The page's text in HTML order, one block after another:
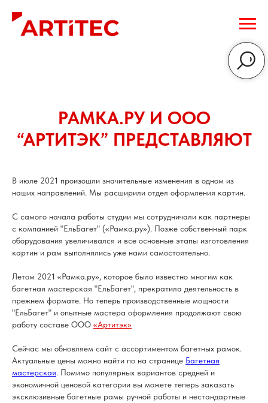
РАМКА.РУ И ООО
“АРТИТЭК” ПРЕДСТАВЛЯЮТ
В июле 2021 произошли значительные изменения в одном из
наших направлений. Мы расширили отдел оформления картин.
С самого начала работы студии мы сотрудничали как партнеры
с компанией "ЕльБагет" («Рамка.ру»). Позже собственный парк
оборудования увеличивался и все основные этапы изготовления
картин и рам выполнялись уже нами самостоятельно.
Летом 2021 «Рамка.ру», которое было известно многим как
багетная мастерская "ЕльБагет", прекратила деятельность в
прежнем формате. Но теперь производственные мощности
"ЕльБагет" и опытные мастера оформления продолжают свою
работу составе ООО «Артитэк»
Сейчас мы обновляем сайт с ассортиментом багетных рамок.
Актуальные цены можно найти по на странице Багетная
мастерская. Помимо популярных вариантов средней и
экономичной ценовой категории вы можете теперь заказать
эксклюзивные багетные рамы ручной работы и нестандартные